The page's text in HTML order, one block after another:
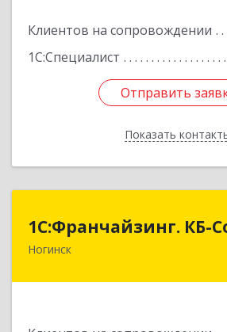
Клиентов на сопровождении
1С:Специалист
Отправить
Показать
Отправить
Назад
1С:Франчайзинг. КБ-
Ногинск142400, Московская обл,